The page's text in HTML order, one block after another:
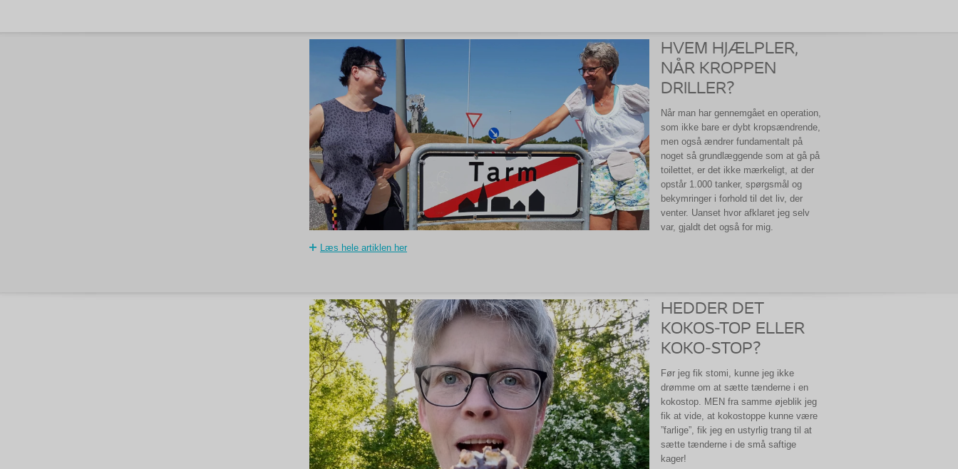
HVEM HJÆLPLER,
NÅR KROPPEN
DRILLER?
Når man har gennemgået en operation,
som ikke bare er dybt kropsændrende,
men også ændrer fundamentalt på
noget så grundlæggende som at gå på
toilettet, er det ikke mærkeligt, at der
opstår 1.000 tanker, spørgsmål og
bekymringer i forhold til det liv, der
venter. Uanset hvor afklaret jeg selv
var, gjaldt det også for mig.
Læs hele artiklen her
HEDDER DET
KOKOS-TOP ELLER
KOKO-STOP?
Før jeg fik stomi, kunne jeg ikke
drømme om at sætte tænderne i en
kokostop. MEN fra samme øjeblik jeg
fik at vide, at kokostoppe kunne være
”farlige”, fik jeg en ustyrlig trang til at
sætte tænderne i de små saftige
kager!